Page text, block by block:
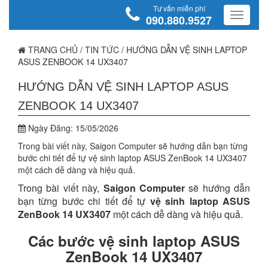
Tư vấn miễn phí
090.880.9527
TRANG CHỦ / TIN TỨC / HƯỚNG DẪN VỆ SINH LAPTOP
ASUS ZENBOOK 14 UX3407
HƯỚNG DẪN VỆ SINH LAPTOP ASUS
ZENBOOK 14 UX3407
Ngày Đăng: 15/05/2026
Trong bài viết này, Saigon Computer sẽ hướng dẫn bạn từng
bước chi tiết để tự vệ sinh laptop ASUS ZenBook 14 UX3407
một cách dễ dàng và hiệu quả.
Trong bài viết này, Saigon Computersẽ hướng dẫn
bạn từng bước chi tiết để tự vệ sinh laptop ASUS
ZenBook 14 UX3407 một cách dễ dàng và hiệu quả.
Các bước vệ sinh laptop ASUS
ZenBook 14 UX3407